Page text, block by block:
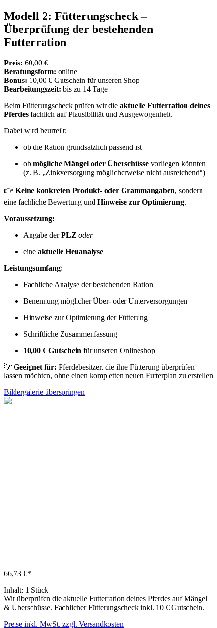
Modell 2: Fütterungscheck –
Überprüfung der bestehenden
Futterration
Preis: 60,00 €
Beratungsform: online
Bonus: 10,00 € Gutschein für unseren Shop
Bearbeitungszeit: bis zu 14 Tage
Beim Fütterungscheck prüfen wir die aktuelle Futterration deines
Pferdes fachlich auf Plausibilität und Ausgewogenheit.
Dabei wird beurteilt:
ob die Ration grundsätzlich passend ist
ob mögliche Mängel oder Überschüsse vorliegen könnten
(z. B. „Zinkversorgung möglicherweise nicht ausreichend“)
👉 Keine konkreten Produkt- oder Grammangaben, sondern
eine fachliche Bewertung und Hinweise zur Optimierung.
Voraussetzung:
Angabe derPLZ oder
eine aktuelle Heuanalyse
Leistungsumfang:
Fachliche Analyse der bestehenden Ration
Benennung möglicher Über- oder Unterversorgungen
Hinweise zur Optimierung der Fütterung
Schriftliche Zusammenfassung
10,00 € Gutschein für unseren Onlineshop
💡 Geeignet für: Pferdebesitzer, die ihre Fütterung überprüfen
lassen möchten, ohne einen kompletten neuen Futterplan zu erstellen
Bildergalerie überspringen
66,73 €*
Inhalt: 1 Stück
Wir überprüfen die aktuelle Futterration deines Pferdes auf Mängel
& Überschüsse. Fachlicher Fütterungscheck inkl. 10 € Gutschein.
Preise inkl. MwSt. zzgl. Versandkosten